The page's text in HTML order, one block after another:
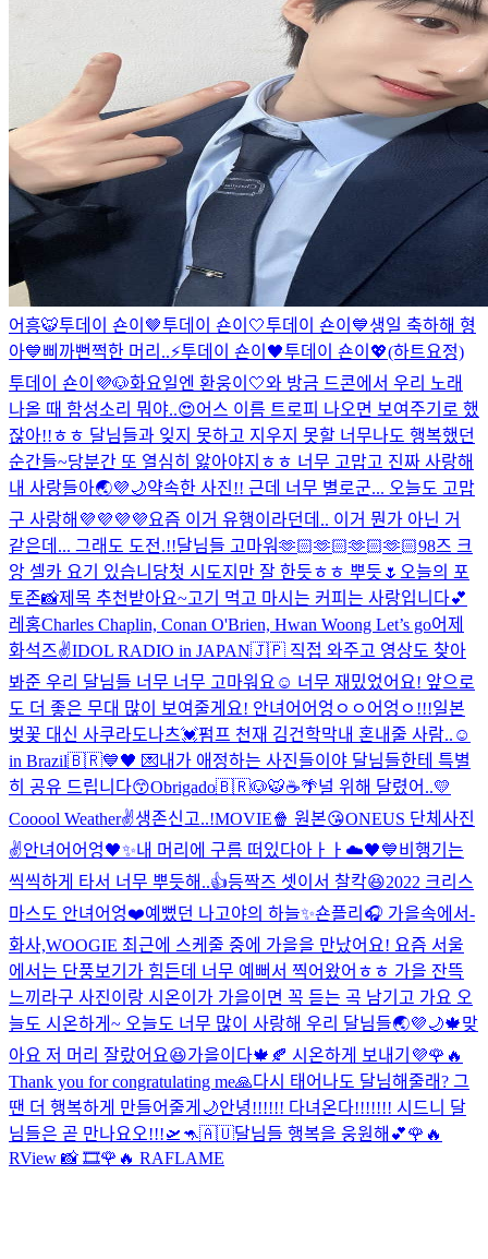
어흥🐯투데이 숀이🤎투데이 숀이🤍투데이 숀이💙생일 축하해 형
아💙삐까뻔쩍한 머리..⚡️투데이 숀이🖤투데이 숀이💖(하트요정)
투데이 숀이💜🐶화요일엔 환웅이🤍와 방금 드콘에서 우리 노래
나올 때 함성소리 뭐야..😍어스 이름 트로피 나오면 보여주기로 했
잖아!!ㅎㅎ 달님들과 잊지 못하고 지우지 못할 너무나도 행복했던
순간들~당분간 또 열심히 앓아야지ㅎㅎ 너무 고맙고 진짜 사랑해
내 사랑들아🌏💜🌙약속한 사진!! 근데 너무 별로군... 오늘도 고맙
구 사랑해💜💜💜💜요즘 이거 유행이라던데.. 이거 뭔가 아닌 거
같은데... 그래도 도전.!!달님들 고마워🫶🏻🫶🏻🫶🏻🫶🏻98즈 크
앙 셀카 요기 있습니당첫 시도지만 잘 한듯ㅎㅎ 뿌듯🌷 오늘의 포
토존📸제목 추천받아요~고기 먹고 마시는 커피는 사랑입니다💕
레홍Charles Chaplin, Conan O'Brien, Hwan Woong Let’s go어제
화석즈✌️IDOL RADIO in JAPAN🇯🇵 직접 와주고 영상도 찾아
봐준 우리 달님들 너무 너무 고마워요☺️ 너무 재밌었어요! 앞으로
도 더 좋은 무대 많이 보여줄게요! 안녀어어엉ㅇㅇ어엉ㅇ!!!일본
벚꽃 대신 사쿠라도나츠💓펌프 천재 김건학막내 혼내줄 사람..☺️
in Brazil🇧🇷💙🖤 💌내가 애정하는 사진들이야 달님들한테 특별
히 공유 드립니다😙Obrigado🇧🇷🐶🐯☕️🌴널 위해 달렸어..💛
Cooool Weather✌️생존신고..!MOVIE🍿 원본😘ONEUS 단체사진
✌️안녀어어엉🖤✨내 머리에 구름 떠있다아ㅏㅏ☁️🖤💙비행기는
씩씩하게 타서 너무 뿌듯해..👍등짝즈 셋이서 찰칵😆2022 크리스
마스도 안녀어엉❤️예뻤던 나고야의 하늘✨숀플리🎧 가을속에서-
화사,WOOGIE 최근에 스케줄 중에 가을을 만났어요! 요즘 서울
에서는 단풍보기가 힘든데 너무 예뻐서 찍어왔어ㅎㅎ 가을 잔뜩
느끼라구 사진이랑 시온이가 가을이면 꼭 듣는 곡 남기고 가요 오
늘도 시온하게~ 오늘도 너무 많이 사랑해 우리 달님들🌏💜🌙🍁맞
아요 저 머리 잘랐어요😆가을이다🍁🍂 시온하게 보내기💜🌹🔥
Thank you for congratulating me🙏다시 태어나도 달님해줄래? 그
땐 더 행복하게 만들어줄게🌙안녕!!!!!! 다녀온다!!!!!!! 시드니 달
님들은 곧 만나요오!!!🛫🦘🇦🇺달님들 행복을 웅원해💕🌹🔥
RView 📸 🎞🌹🔥 RAFLAME